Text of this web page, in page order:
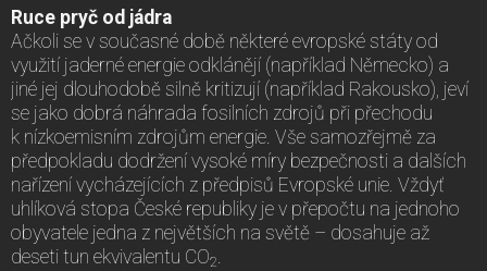
Ruce pryč od jádra
Ačkoli se v současné době některé evropské státy od
využití jaderné energie odklánějí (například Německo) a
jiné jej dlouhodobě silně kritizují (například Rakousko), jeví
se jako dobrá náhrada fosilních zdrojů při přechodu
k nízkoemisním zdrojům energie. Vše samozřejmě za
předpokladu dodržení vysoké míry bezpečnosti a dalších
nařízení vycházejících z předpisů Evropské unie. Vždyť
uhlíková stopa České republiky je v přepočtu na jednoho
obyvatele jedna z největších na světě – dosahuje až
deseti tun ekvivalentu CO2